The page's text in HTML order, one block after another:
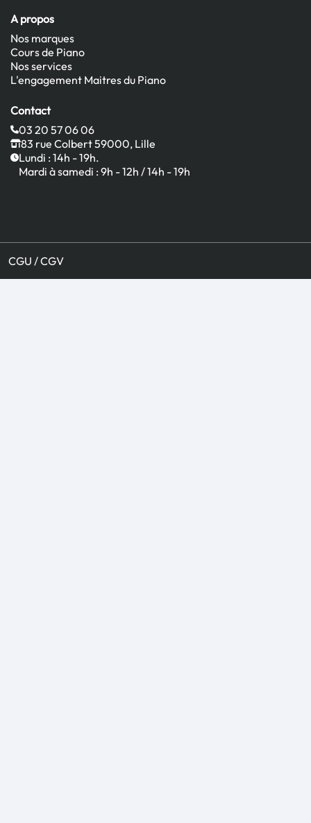
A propos
Nos marques
Cours de Piano
Nos services
L'engagement Maitres du Piano
Contact
03 20 57 06 06
83 rue Colbert 59000, Lille
Lundi : 14h - 19h.
Mardi à samedi : 9h - 12h / 14h - 19h
CGU / CGV